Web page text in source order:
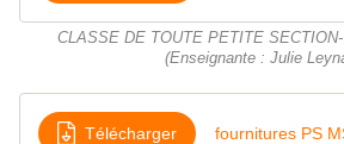
CLASSE DE TOUTE PETITE
(Enseignante : Julie
Télécharger fournitures PS